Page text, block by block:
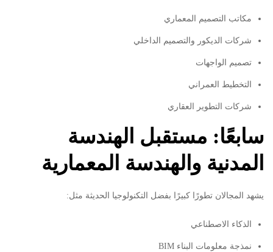
مكاتب التصميم المعماري
شركات الديكور والتصميم الداخلي
تصميم الواجهات
التخطيط العمراني
شركات التطوير العقاري
سابعًا: مستقبل الهندسة
المدنية والهندسة المعمارية
يشهد المجالان تطورًا كبيرًا بفضل التكنولوجيا الحديثة مثل:
الذكاء الاصطناعي
نمذجة معلومات البناء BIM